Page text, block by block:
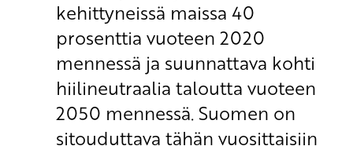
kehittyneissä maissa 40
prosenttia vuoteen 2020
mennessä ja suunnattava kohti
hiilineutraalia taloutta vuoteen
2050 mennessä. Suomen on
sitouduttava tähän vuosittaisiin